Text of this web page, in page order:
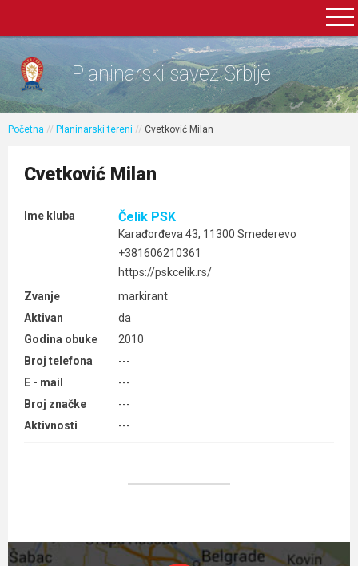
Planinarski savez Srbije
Početna // Planinarski tereni // Cvetković Milan
Cvetković Milan
Ime kluba Čelik PSK
Karađorđeva 43, 11300 Smederevo
+381606210361
https://pskcelik.rs/
Zvanje
markirant
Aktivan
da
Godina obuke
2010
Broj telefona
---
E - mail
---
Broj značke
---
Aktivnosti
---